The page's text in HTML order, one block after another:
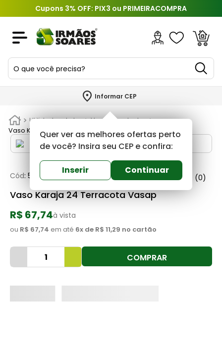
Cupons 3% OFF: PIX3 ou PRIMEIRACOMPRA
O que você precisa?
Informar CEP
Quer ver as melhores ofertas perto
de você? Insira seu CEP e confira:
Inserir Continuar
Utilidades do Lar
Vasos de plantas
Vaso Karaja 24 Terracota Vasap
Cód:587214 Vasap (0)
Vaso Karaja 24 Terracota Vasap
R$ 67,74à vista
ou R$ 67,74 em até 6x de R$ 11,29 no cartão
COMPRAR
TERMOS MAIS BUSCADOS
2º
3º
porta
revestimento
5º
argamassa
6º
telha
7º
tinta
8º
cimento
9º
vaso sanitário
10º janela